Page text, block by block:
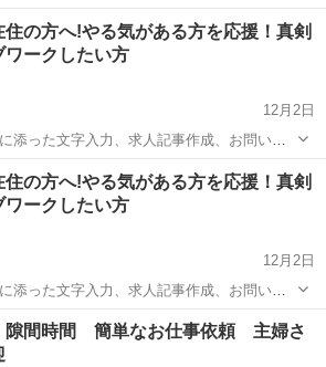
営など。 ・初心者の方でも安心
ます ・作業量に比例して報 酬 U P！が見込
ンペーン SNS
住の方へ!やる気がある方を応援！真剣
ワークしたい方
12月2日
添った文字入力、求人記事作成、お問い合
営など。 ・初心者の方でも安心
ます ・作業量に比例して報 酬 U P！が見込
ンペーン
住の方へ!やる気がある方を応援！真剣
ワークしたい方
12月2日
添った文字入力、求人記事作成、お問い合
営など。 ・初心者の方でも安心
ます ・作業量に比例して報 酬 U P！が見込
ンペーン SNS
間時間 簡単なお仕事依頼 主婦さ